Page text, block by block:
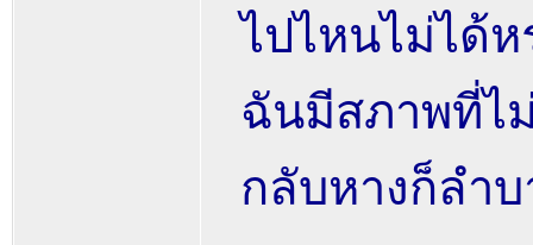
ไปไหนไม่ได้
ฉันมีสภาพที่ไ
กลับหางก็ลำบ